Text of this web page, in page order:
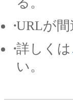
URLが間
詳しくは
い。